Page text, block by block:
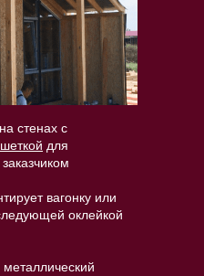
стенах с
для
вагонку или
оклейкой